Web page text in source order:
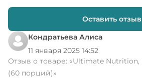
Кондратьева Алиса
11 января 2025 14:52
Отзыв о товаре: «Ultimate Nutrition,
(60 порций)»
Оставить отзыв